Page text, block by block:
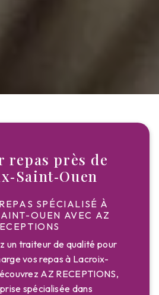
repas près de
SPÉCIALISÉ À
OUEN AVEC AZ
un traiteur de qualité pour
vos repas à Lacroix-
AZ RECEPTIONS,
spécialisée dans